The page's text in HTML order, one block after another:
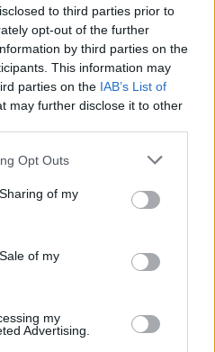
to third parties prior to
opt-out of the further
by third parties on the
This information may
parties on the IAB’s List of
may further disclose it to other
Opt Outs
of my
of my
my
Advertising.
από την Υψηλή
νερά του Ευβοϊκού
απεγκλώβισαν
– Στο νοσοκομείο
δύο άνδρες για
βρέθηκε σε